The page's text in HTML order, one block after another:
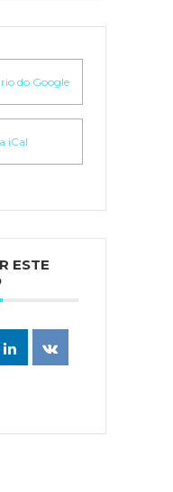
do Google
iCal
ESTE